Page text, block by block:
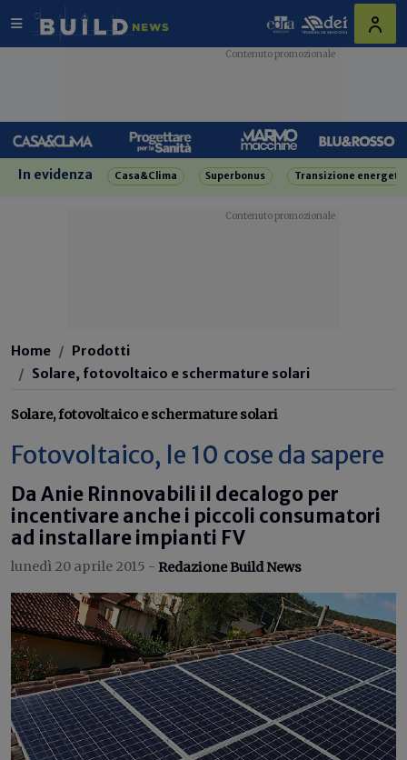
In evidenza Casa&Clima Superbonus Transizione
Home
Prodotti
Solare, fotovoltaico e schermature solari
Solare, fotovoltaico e schermature solari
Fotovoltaico, le 10 cose da sapere
Da Anie Rinnovabili il decalogo per
incentivare anche i piccoli consumatori
ad installare impianti FV
lunedì 20 aprile 2015 - Redazione Build News